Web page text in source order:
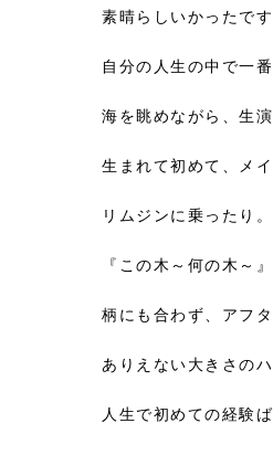
素晴らしいかったで
自分の人生の中で一
海を眺めながら、生
生まれて初めて、メ
リムジンに乗ったり。
『この木～何の木～
柄にも合わず、アフ
ありえない大きさの
人生で初めての経験